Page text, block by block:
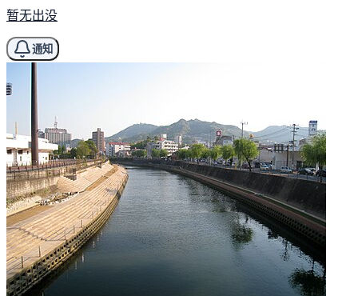
暂无出没
通知